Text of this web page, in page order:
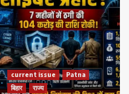
current issue
Patna
बिहार
राज्य